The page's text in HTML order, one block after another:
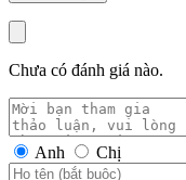
Chưa có đánh giá nào.
Anh Chị